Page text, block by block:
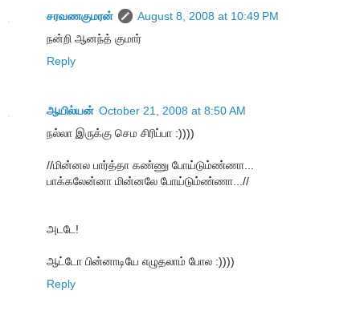
சரவணகுமரன்
August 8, 2008 at 10:49 PM
நன்றி ஆனந்த் குமார்
Reply
ஆயில்யன் October 21, 2008 at 8:50 AM
நல்லா இருக்கு செம சிரிப்பா :))))
//மின்னல பார்த்தா கண்ணு போய்டும்ண்ணா...
பாக்கலேன்னா மின்னலே போய்டும்ண்ணா...//
அடடே!
ஆட்டோ பின்னாடியே எழுதலாம் போல :))))
Reply